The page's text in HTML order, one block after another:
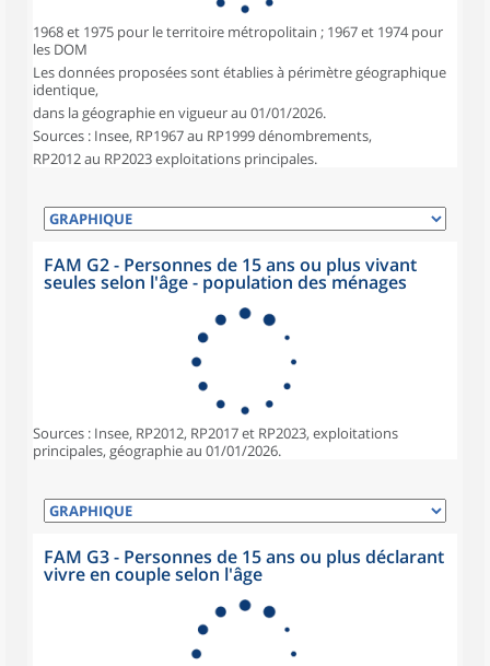
1968 et 1975 pour le territoire métropolitain ; 1967 et 1974 pour
les DOM
Les données proposées sont établies à périmètre géographique
identique,
dans la géographie en vigueur au 01/01/2026.
Sources : Insee, RP1967 au RP1999 dénombrements,
RP2012 au RP2023 exploitations principales.
FAM G2 - Personnes de 15 ans ou plus vivant
seules selon l'âge - population des ménages
Sources : Insee, RP2012, RP2017 et RP2023, exploitations
principales, géographie au 01/01/2026.
FAM G3 - Personnes de 15 ans ou plus déclarant
vivre en couple selon l'âge